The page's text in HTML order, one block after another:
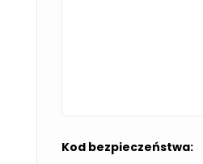
Kod bezpieczeństwa: